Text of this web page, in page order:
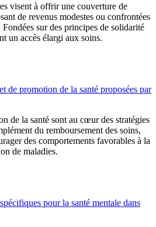
visent à offrir une couverture de
de revenus modestes ou confrontées
sur des principes de solidarité
un accès élargi aux soins.
de promotion de la santé proposées par
de la santé sont au cœur des stratégies
du remboursement des soins,
des comportements favorables à la
de maladies.
pour la santé mentale dans